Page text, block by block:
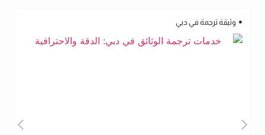
وثيقة ترجمة في دبي